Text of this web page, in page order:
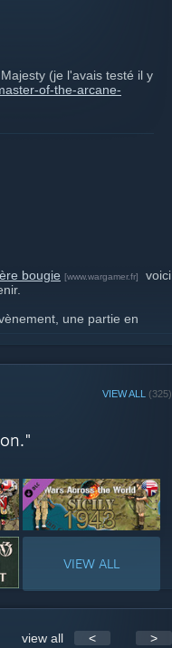
(je l'avais testé il y
of-the-arcane-
bougie [www.wargamer.fr]
voici
une partie en
to enjoy good games.
VIEW ALL (325)
VIEW ALL
view all < >